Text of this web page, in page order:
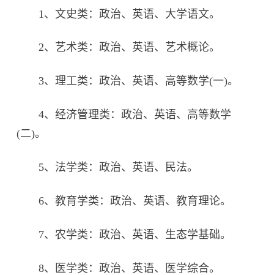
1、文史类：政治、英语、大学语文。
2、艺术类：政治、英语、艺术概论。
3、理工类：政治、英语、高等数学(一)。
4、经济管理类：政治、英语、高等数学
(二)。
5、法学类：政治、英语、民法。
6、教育学类：政治、英语、教育理论。
7、农学类：政治、英语、生态学基础。
8、医学类：政治、英语、医学综合。